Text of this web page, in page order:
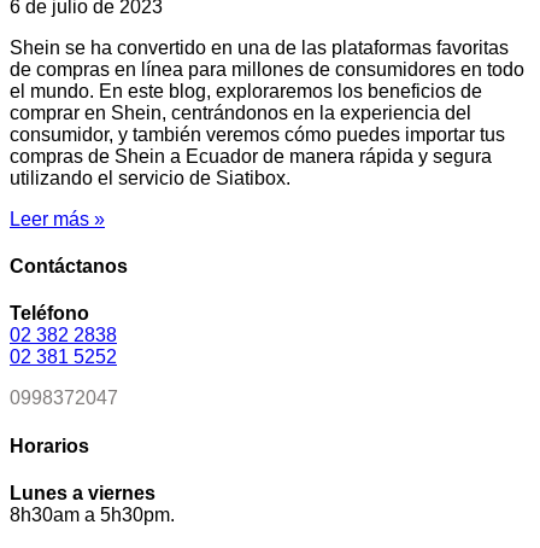
6 de julio de 2023
Shein se ha convertido en una de las plataformas favoritas
de compras en línea para millones de consumidores en todo
el mundo. En este blog, exploraremos los beneficios de
comprar en Shein, centrándonos en la experiencia del
consumidor, y también veremos cómo puedes importar tus
compras de Shein a Ecuador de manera rápida y segura
utilizando el servicio de Siatibox.
Leer más »
Contáctanos
Teléfono
02 382 2838
02 381 5252
0998372047
Horarios
Lunes a viernes
8h30am a 5h30pm.